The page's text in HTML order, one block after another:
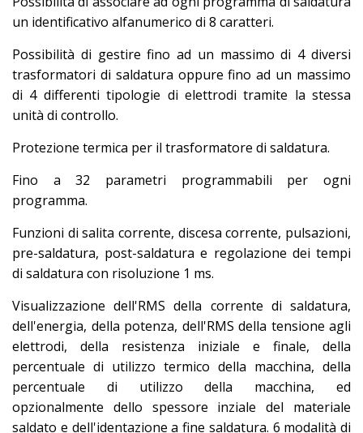
un identificativo alfanumerico di 8 caratteri.
Possibilità di gestire fino ad un massimo di 4 diversi
trasformatori di saldatura oppure fino ad un massimo
di 4 differenti tipologie di elettrodi tramite la stessa
unità di controllo.
Protezione termica per il trasformatore di saldatura.
Fino a 32 parametri programmabili per ogni
programma.
Funzioni di salita corrente, discesa corrente, pulsazioni,
pre-saldatura, post-saldatura e regolazione dei tempi
di saldatura con risoluzione 1 ms.
Visualizzazione dell'RMS della corrente di saldatura,
dell'energia, della potenza, dell'RMS della tensione agli
elettrodi, della resistenza iniziale e finale, della
percentuale di utilizzo termico della macchina, della
percentuale di utilizzo della macchina, ed
opzionalmente dello spessore inziale del materiale
saldato e dell'identazione a fine saldatura. 6 modalità di